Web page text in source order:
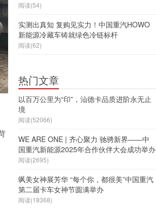
阅读(54)
实测出真知 复购见实力！中国重汽HOWO
新能源冷藏车铸就绿色冷链标杆
阅读(62)
热门文章
以百万公里为“印”，汕德卡品质进阶永无止
境
阅读(52066)
WE ARE ONE | 齐心聚力 驰骋新界——中
国重汽新能源2025年合作伙伴大会成功举办
阅读(2695)
飒美女神展芳华 “每个你，都很美”中国重汽
第二届卡车女神节圆满举办
阅读(18368)